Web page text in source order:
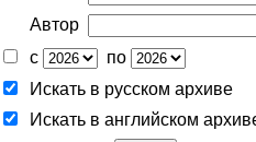
Автор
с
по
Искать в русском архиве
Искать в английском